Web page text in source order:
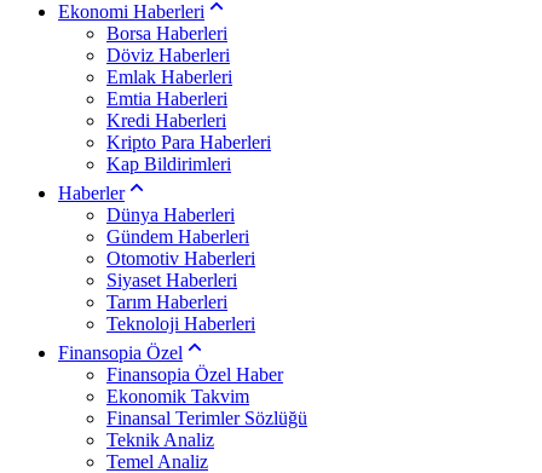
Ekonomi Haberleri
Borsa Haberleri
Döviz Haberleri
Emlak Haberleri
Emtia Haberleri
Kredi Haberleri
Kripto Para Haberleri
Kap Bildirimleri
Haberler
Dünya Haberleri
Gündem Haberleri
Otomotiv Haberleri
Siyaset Haberleri
Tarım Haberleri
Teknoloji Haberleri
Finansopia Özel
Finansopia Özel Haber
Ekonomik Takvim
Finansal Terimler Sözlüğü
Teknik Analiz
Temel Analiz